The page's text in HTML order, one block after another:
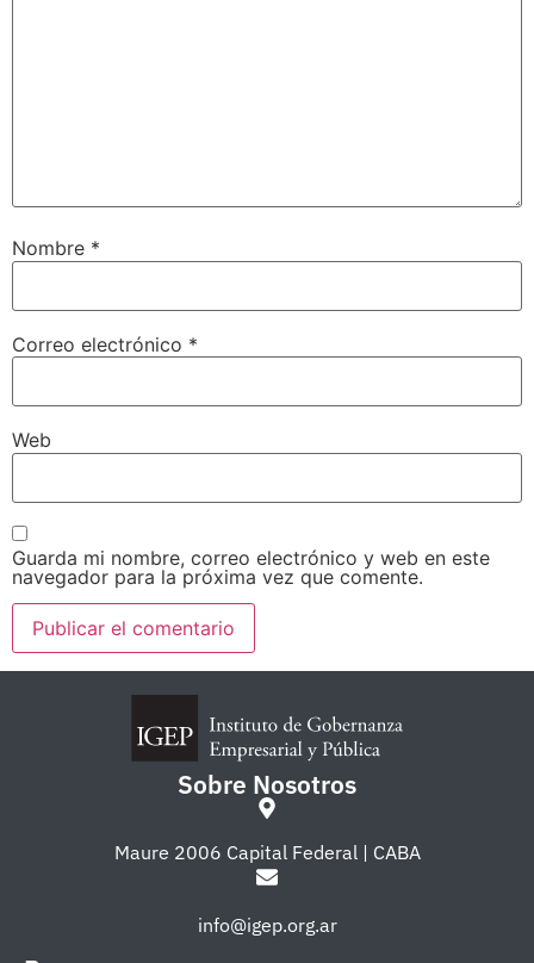
Nombre *
Correo electrónico *
Web
Guarda mi nombre, correo electrónico y web en este
navegador para la próxima vez que comente.
Sobre Nosotros
Maure 2006 Capital Federal | CABA
info@igep.org.ar